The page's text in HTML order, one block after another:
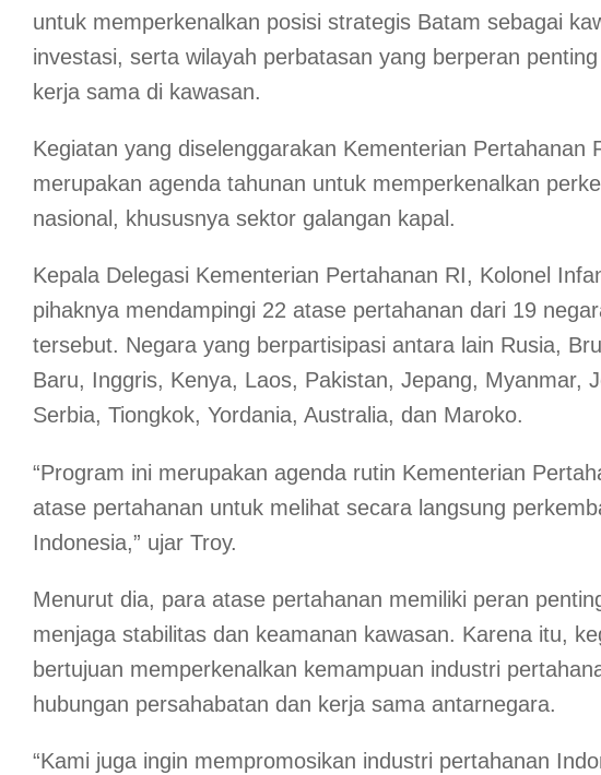
untuk memperkenalkan posisi strategis Batam sebagai
investasi, serta wilayah perbatasan yang berperan
kerja sama di kawasan.
Kegiatan yang diselenggarakan Kementerian Pertahanan
merupakan agenda tahunan untuk memperkenalkan
nasional, khususnya sektor galangan kapal.
Kepala Delegasi Kementerian Pertahanan RI, Kolonel
pihaknya mendampingi 22 atase pertahanan dari 19
tersebut. Negara yang berpartisipasi antara lain Rusia,
Baru, Inggris, Kenya, Laos, Pakistan, Jepang, Myanmar,
Serbia, Tiongkok, Yordania, Australia, dan Maroko.
“Program ini merupakan agenda rutin Kementerian
atase pertahanan untuk melihat secara langsung
Indonesia,” ujar Troy.
Menurut dia, para atase pertahanan memiliki peran
menjaga stabilitas dan keamanan kawasan. Karena itu,
bertujuan memperkenalkan kemampuan industri
hubungan persahabatan dan kerja sama antarnegara.
“Kami juga ingin mempromosikan industri pertahanan